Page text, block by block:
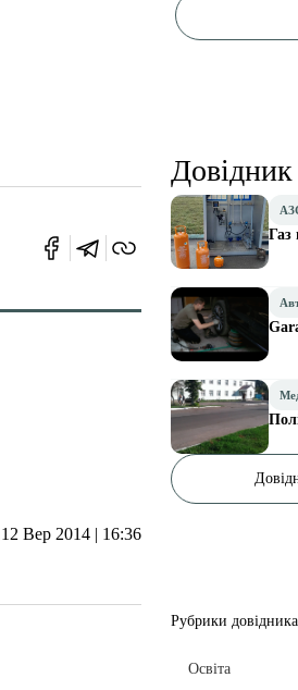
12 Вер 2014 | 16:36
Газ
Рубрики довідника
Освіта